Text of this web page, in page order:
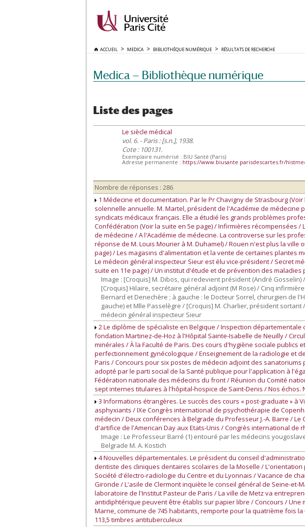
ACCUEIL MEDICA BIBLIOTHÈQUE NUMÉRIQUE RÉSULTATS DE RECHERCHE
Medica — Bibliothèque numérique
Liste des pages
Le siècle médical
vol. 6. - Paris : [s.n.], 1938.
Cote : 100131.
Exemplaire numérisé : BIU Santé (Paris)
Adresse permanente : https://www.biusante.parisdescartes.fr/
Nombre de réponses : 286
1 Médecine et documentation. Par le Pr Chavigny de Strasbourg
solennelle annuelle. M. Martel, président de l'Académie de
syndicats médicaux français. Elle a étudié les grands problèmes
Confédération (Voir la suite en 5e page) / Infirmières récompensées
de médecine / A l'Académie de médecine. La controverse sur les
réponse de M. Louis Mourier à M. Duhamel) / Rouen n'est plus la
page) / Les magasins d'alimentation et la vente de certaines plantes
Le médecin général inspecteur Sieur est élu vice-président / Secret
suite en 11e page) / Un institut d'étude et de prévention des
Image : [Croquis] M. Dibos, qui redevient président (André
[Croquis] Hilaire, secrétaire général adjoint (M Rose) / Cinq
Bernard et Denechère ; à gauche : le Docteur Sorrel, chirurgien de
gauche) et Mlle Passelègre / [Croquis] M. Charlier, président
médecin général inspecteur Sieur
2 Le diplôme de spécialiste en Belgique / Inspection
fondation Martinez-de-Hoz à l'Hôpital Sainte-Isabelle de Neuilly /
minérales / À la Faculté de Paris. Des cours d'hygiène sociale
perfectionnement gynécologique / Enseignement de la radiologie et
Paris / Concours pour six postes de médecin adjoint des
adopté par le parti social de la Santé publique pour l'application à
Fédération nationale des médecins du front / Réunion du Comité
sept internes titulaires à l'hôpital-hospice de Saint-Denis / Nos échos.
3 Informations étrangères. Le succès des cours « post-graduate »
asphyxiants / IXe Congrès international de psychothérapie de
médecin / Deux conférences à Belgrade du Professeur J.-A. Barre /
d'artifice de l'American Day aux Etats-Unis / Congrès international
Image : Le Professeur Barré (1) entouré par les médecins
Belgrade M. A. Kostich
4 Nouvelles départementales. Le président du conseil
dentiste des cliniques dentaires scolaires de la Moselle /
Société d'électro-radiologie du Centre et du Lyonnais / Vacance de
Gironde / L'asile de Clermont inquiète le conseil général de Seine-et-
laboratoire de l'Institut Pasteur de Paris / La ville de Metz va
antidiphtérique peuvent être établis sur papier libre / Concours /
Marne, commune de 745 habitants, remporte pour la quatrième fois
113,5 timbres antituberculeux